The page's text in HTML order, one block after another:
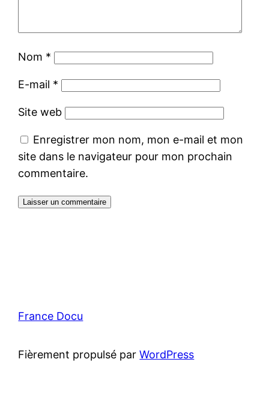
Nom *
E-mail *
Site web
Enregistrer mon nom, mon e-mail et mon
site dans le navigateur pour mon prochain
commentaire.
France Docu
Fièrement propulsé parWordPress